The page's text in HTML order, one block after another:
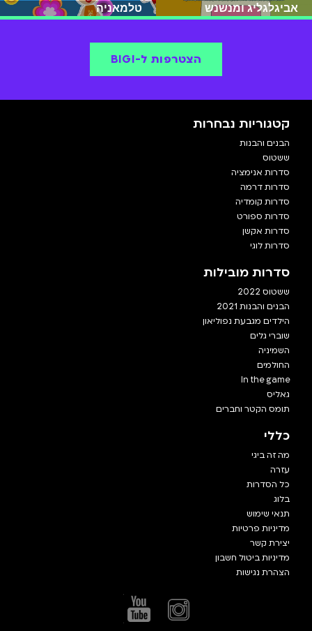
אביגלגליג ומנשנש
טלמאניה
הצטרפות ל-BIGI
קטגוריות נבחרות
הבנים והבנות
ששטוס
סדרות אנימציה
סדרות דרמה
סדרות קומדיה
סדרות ספורט
סדרות אקשן
סדרות לוגי
סדרות מובילות
ששטוס 2022
הבנים והבנות 2021
הילדים מגבעת נפוליאון
שוברי גלים
השמיניה
החולמים
In the game
גאליס
תומס הקטר וחברים
כללי
מה זה ביגי
עזרה
כל הסדרות
בלוג
תנאי שימוש
מדיניות פרטיות
יצירת קשר
מדיניות ביטול חשבון
הצהרת נגישות